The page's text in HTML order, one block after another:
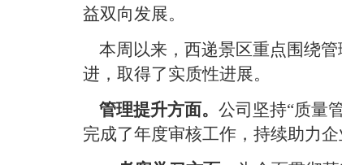
益双向发展。
本周以来，西递景区重点围绕管
进，取得了实质性进展。
管理提升方面。 公司坚持“质量
完成了年度审核工作，持续助力企